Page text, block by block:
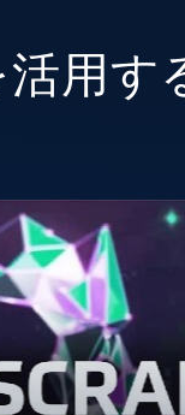
用す